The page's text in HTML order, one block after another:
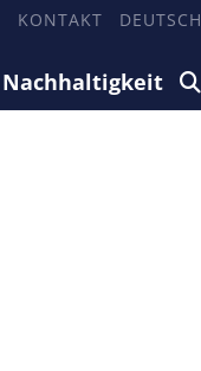
KONTAKT DEUTSCH
Nachhaltigkeit